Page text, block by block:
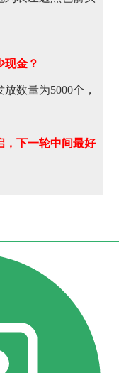
现金？
数量为5000个，
，下一轮中间最好